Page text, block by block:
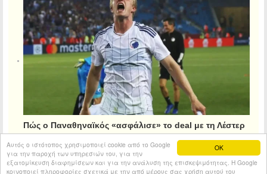
OK
Αυτός ο ιστότοπος χρησιμοποιεί cookie από το Google
για την παροχή των υπηρεσιών του, για την
εξατομίκευση διαφημίσεων και για την ανάλυση της επισκεψιμότητας. Η Google
κοινοποιεί πληροφορίες σχετικά με την από μέρους σας χρήση αυτού του
Πώς ο Παναθηναϊκός «ασφάλισε» το deal με τη Λέστερ